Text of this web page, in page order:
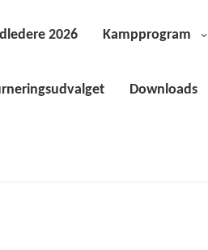
2026 Kampprogram
Downloads